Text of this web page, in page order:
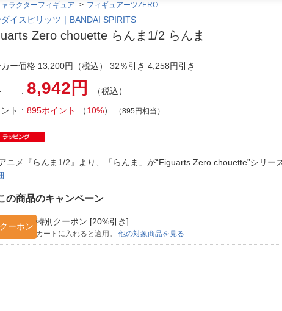
カテゴリ一覧からさがす
お客様サポート
ご利用ガイド
ご利用規約
ャラクターフィギュア フィギュアーツZERO
イスピリッツ｜BANDAI SPIRITS
Zero chouette らんま1/2 らんま
カー価格 13,200円（税込） 32％引き 4,258円引き
8,942円
（税込）
ト
895ポイント （10%） （895円相当）
ニメ『らんま1/2』より、「らんま」が“Figuarts Zero chouette”シリ
の商品のキャンペーン
クーポン
特別クーポン [20%引き]
カートに入れると適用。他の対象商品を見る